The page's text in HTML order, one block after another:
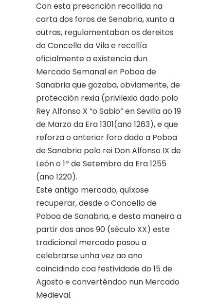
Con esta prescrición recollida na
carta dos foros de Senabria, xunto a
outras, regulamentaban os dereitos
do Concello da Vila e recollía
oficialmente a existencia dun
Mercado Semanal en Poboa de
Sanabria que gozaba, obviamente, de
protección rexia (privilexio dado polo
Rey Alfonso X “o Sabio” en Sevilla ao 19
de Marzo da Era 1301(ano 1263), e que
reforza o anterior foro dado a Poboa
de Sanabria polo rei Don Alfonso IX de
León o 1º de Setembro da Era 1255
(ano 1220).
Este antigo mercado, quíxose
recuperar, desde o Concello de
Poboa de Sanabria, e desta maneira a
partir dos anos 90 (século XX) este
tradicional mercado pasou a
celebrarse unha vez ao ano
coincidindo coa festividade do 15 de
Agosto e converténdoo nun Mercado
Medieval.